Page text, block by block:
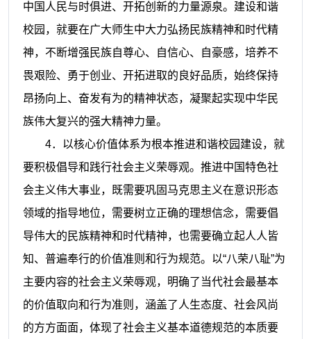
中国人民与时俱进、开拓创新的力量源泉。建设和谐
校园，就要在广大师生中大力弘扬民族精神和时代精
神，不断增强民族自尊心、自信心、自豪感，培养不
畏艰险、勇于创业、开拓进取的良好品质，始终保持
昂扬向上、奋发有为的精神状态，凝聚起实现中华民
族伟大复兴的强大精神力量。
4．以核心价值体系为根本推进和谐校园建设，就
要积极倡导和践行社会主义荣辱观。推进中国特色社
会主义伟大事业，既需要巩固马克思主义在意识形态
领域的指导地位，需要树立正确的理想信念，需要倡
导伟大的民族精神和时代精神，也需要确立起人人皆
知、普遍奉行的价值准则和行为规范。以“八荣八耻”为
主要内容的社会主义荣辱观，明确了当代社会最基本
的价值取向和行为准则，涵盖了人生态度、社会风尚
的方方面面，体现了社会主义基本道德规范的本质要